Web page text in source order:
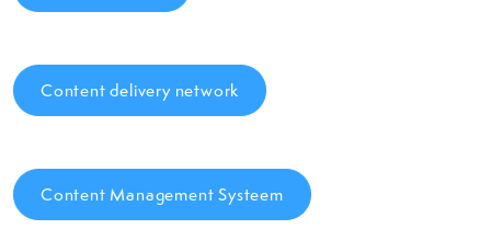
Content delivery network
Content Management Systeem